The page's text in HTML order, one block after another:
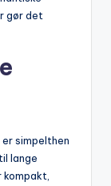
gør det
simpelthen
lange